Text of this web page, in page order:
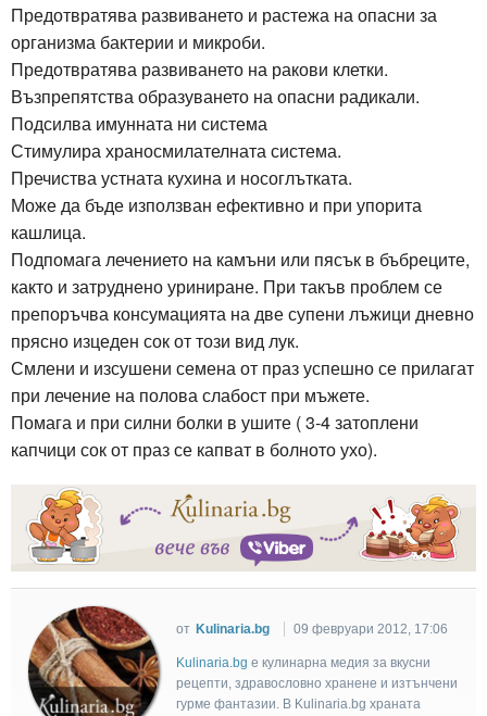
Предотвратява развиването и растежа на опасни за
организма бактерии и микроби.
Предотвратява развиването на ракови клетки.
Възпрепятства образуването на опасни радикали.
Подсилва имунната ни система
Стимулира храносмилателната система.
Пречиства устната кухина и носоглътката.
Може да бъде използван ефективно и при упорита
кашлица.
Подпомага лечението на камъни или пясък в бъбреците,
както и затруднено уриниране. При такъв проблем се
препоръчва консумацията на две супени лъжици дневно
прясно изцеден сок от този вид лук.
Смлени и изсушени семена от праз успешно се прилагат
при лечение на полова слабост при мъжете.
Помага и при силни болки в ушите ( 3-4 затоплени
капчици сок от праз се капват в болното ухо).
от Kulinaria.bg 09 февруари 2012, 17:06
Kulinaria.bg e кулинарна медия за вкусни
рецепти, здравословно хранене и изтънчени
гурме фантазии. В Kulinaria.bg храната